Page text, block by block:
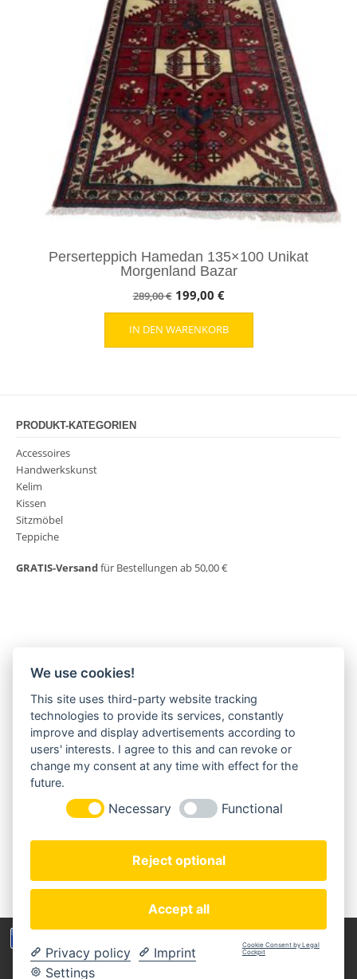
der Webseite zu verbessen. Durch Deinen Besuch
Perserteppich Hamedan 135×100 Unikat
Morgenland Bazar
289,00€ Ursprünglicher
Preis
war:
199,00 €Aktueller
Preis
ist:
IN DEN WARENKORB
PRODUKT-KATEGORIEN
Accessoires
Handwerkskunst
Kelim
Kissen
Sitzmöbel
Teppiche
GRATIS-Versandfür Bestellungen ab 50,00 €
MORGENLAND-BAZAR
Herderstraße 2
22085 Hamburg
+49(0)40 18 033 286
info@morgenland-bazar.de
www.morgenland-bazar.de
FOLGEN SIE UNS:
We use cookies!
This site uses third-party website tracking
technologies to provide its services, constantly
improve and display advertisements according to
users' interests. I agree to this and can revoke or
change my consent at any time with effect for the
future.
Necessary Functional
Reject optional
Accept all
Privacy policy
Imprint
Settings
Cookie Consent by Legal
Cockpit